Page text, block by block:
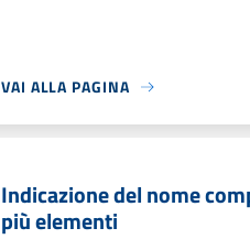
VAI ALLA PAGINA
Indicazione del nome
più elementi